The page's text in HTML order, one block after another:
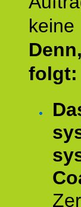
folgt: